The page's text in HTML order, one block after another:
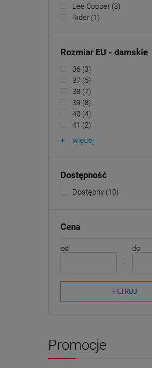
Lee Cooper (3)
Rider (1)
Rozmiar EU - damskie
36 (3)
37 (5)
38 (7)
39 (8)
40 (4)
41 (2)
więcej
Dostępność
Dostępny (10)
Cena
od do
FILTRUJ
Promocje